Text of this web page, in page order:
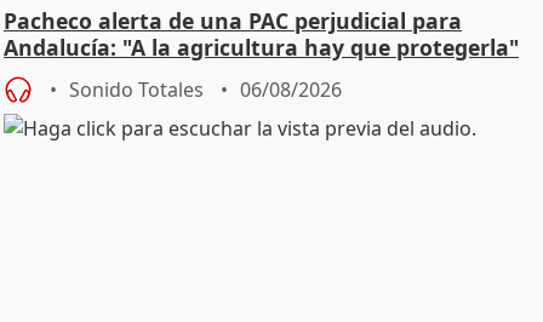
Pacheco alerta de una PAC perjudicial para
Andalucía: "A la agricultura hay que protegerla"
Sonido Totales 06/08/2026